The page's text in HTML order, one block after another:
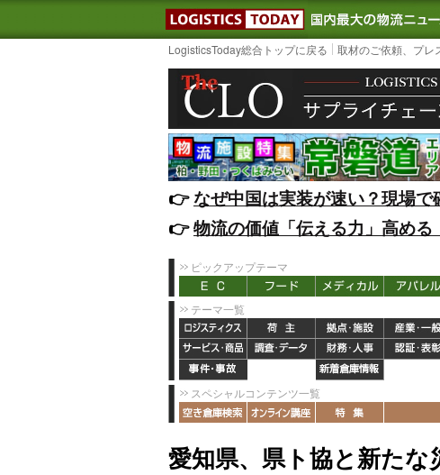
LOGISTICS
LogisticsToday総合トップに戻る 取材のご依頼、プレ
👉️なぜ中国は実装が速い？現場
👉️物流の価値「伝える力」高め
ピックアップテーマ
テーマ一覧
スペシャルコンテンツ一覧
愛知県、県ト協と新たな